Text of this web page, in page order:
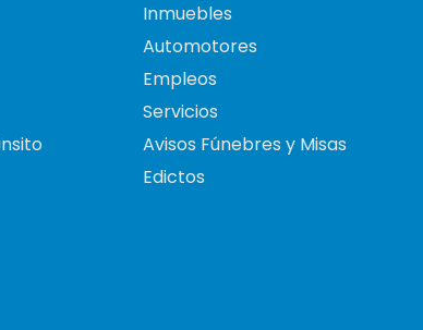
Inmuebles
Automotores
Empleos
Servicios
Avisos Fúnebres y Misas
Edictos